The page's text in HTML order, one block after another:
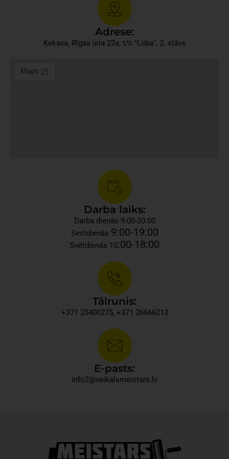
Darba laiks:
Darba dienās 9:00-20:00
Sestdienās 9:00-19:00
Svētdienās 10:00-18:00
Tālrunis:
+371 25400275, +371 26666213​
E-pasts:
info2@veikalsmeistars.lv
Adrese:
Ķekava, Rīgas iela 22a, t/c "Liiba", 2. stāvs